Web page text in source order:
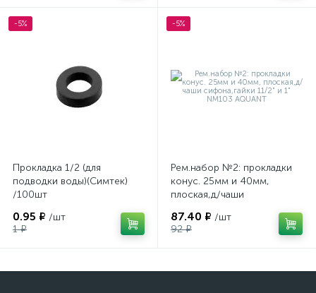
-5%
Прокладка 1/2 (для
подводки воды)(Симтек)
/100шт
0.95 ₽ /шт
1 ₽
-5%
Рем.набор №2: прокладки
конус. 25мм и 40мм,
плоская,д/чаши
NM103 AQUANT
87.40 ₽ /шт
92 ₽